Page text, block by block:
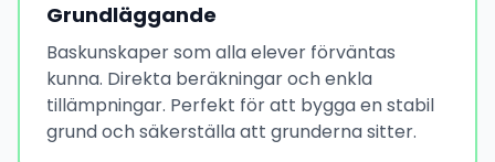
Grundläggande
Baskunskaper som alla elever förväntas
kunna. Direkta beräkningar och enkla
tillämpningar. Perfekt för att bygga en stabil
grund och säkerställa att grunderna sitter.